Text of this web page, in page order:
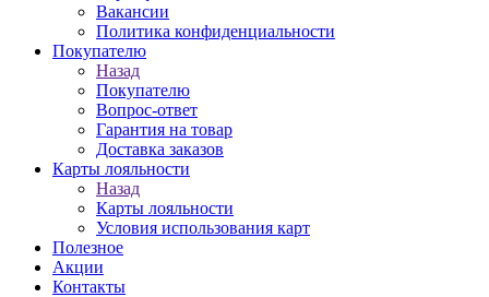
Вакансии
Политика конфиденциальности
Покупателю
Назад
Покупателю
Вопрос-ответ
Гарантия на товар
Доставка заказов
Карты лояльности
Назад
Карты лояльности
Условия использования карт
Полезное
Акции
Контакты